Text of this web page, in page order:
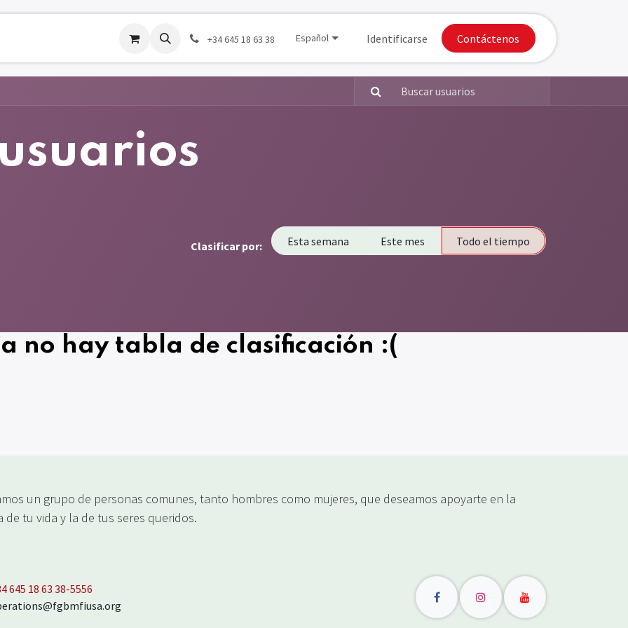
Contáctenos Company Cursos Donaciones Apply for Chapter
‪+34 645 18 63 38‬ Español Identificarse Contáctenos
Clasificar por: Esta semana Este mes Todo el tiempo
no hay tabla de clasificación :(
un grupo de personas comunes, tanto hombres como mujeres, que deseamos apoyarte en la
de tu vida y la de tus seres queridos.
645 18 63 38‬-5556